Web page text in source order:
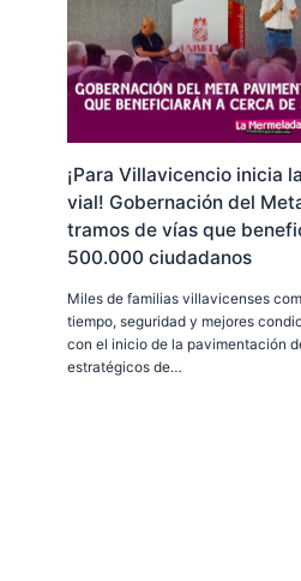
¡Para Villavicencio inicia
vial! Gobernación del
tramos de vías que
500.000 ciudadanos
Miles de familias villavicenses
tiempo, seguridad y mejores
con el inicio de la pavimentación
estratégicos de…